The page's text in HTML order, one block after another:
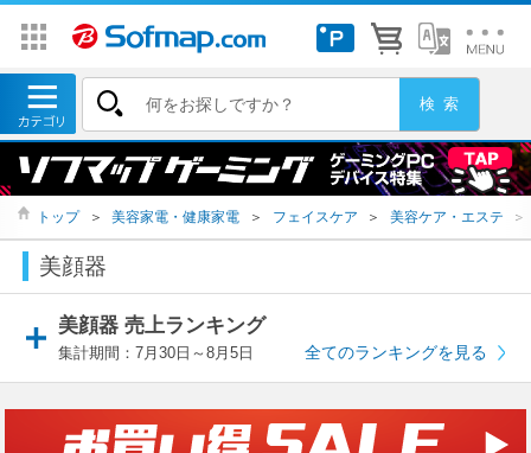
トップ ＞ 美容家電・健康家電 ＞ フェイスケア ＞ 美容ケア・エステ ＞
美顔器
美顔器 売上ランキング
集計期間：7月30日～8月5日 全てのランキングを見る